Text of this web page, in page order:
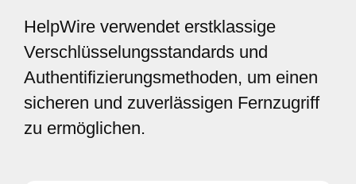
HelpWire verwendet erstklassige
Verschlüsselungsstandards und
Authentifizierungsmethoden, um einen
sicheren und zuverlässigen Fernzugriff
zu ermöglichen.